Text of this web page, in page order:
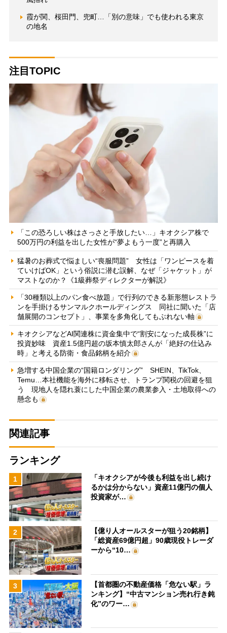
霞が関、桜田門、兜町…「別の意味」でも使われる東京
の地名
注目TOPIC
「この恐ろしい株はさっさと手放したい…」キオクシア株で
500万円の利益を出した女性が“夢よもう一度”と再購入
猛暑のお葬式で悩ましい“喪服問題” 女性は「ワンピースを着
ていけばOK」という俗説に潜む誤解、なぜ「ジャケット」が
マストなのか？《1級葬祭ディレクターが解説》
「30種類以上のパン食べ放題」で行列のできる新形態レストラ
ンを手掛けるサンマルクホールディングス 同社に聞いた「店
舗展開のコンセプト」、事業を多角化してもぶれない軸
キオクシアなどAI関連株に資金集中で“割安になった成長株”に
投資妙味 資産1.5億円超の坂本慎太郎さんが「絶好の仕込み
時」と考える防衛・食品銘柄を紹介
急増する中国企業の“国籍ロンダリング” SHEIN、TikTok、
Temu…本社機能を海外に移転させ、トランプ関税の回避を狙
う 現地人を隠れ蓑にした中国企業の農業参入・土地取得への
懸念も
関連記事
ランキング
1
「キオクシアが今後も利益を出し続け
るかは分からない」資産11億円の個人
投資家が…
2
【億り人オールスターが狙う20銘柄】
「総資産69億円超」90歳現役トレーダ
ーから“10…
3
【首都圏の不動産価格「危ない駅」ラ
ンキング】“中古マンション売れ行き鈍
化”のワー…